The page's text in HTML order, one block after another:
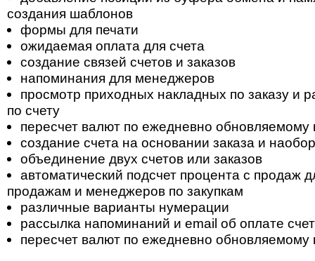
создания шаблонов
формы для печати
ожидаемая оплата для счета
создание связей счетов и заказов
напоминания для менеджеров
просмотр приходных накладных по заказу и
по счету
пересчет валют по ежедневно обновляемому
создание счета на основании заказа и
объединение двух счетов или заказов
автоматический подсчет процента с продаж
продажам и менеджеров по закупкам
различные варианты нумерации
рассылка напоминаний и email об оплате
пересчет валют по ежедневно обновляемому